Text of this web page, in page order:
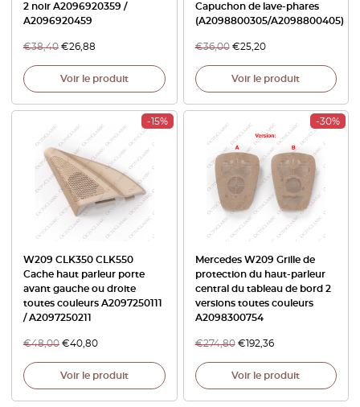
2 noir A2096920359 /
A2096920459
€38,40 €26,88
Voir le produit
Capuchon de lave-phares
(A2098800305/A2098800405)
€36,00 €25,20
Voir le produit
-15%
W209 CLK350 CLK550
Cache haut parleur porte
avant gauche ou droite
toutes couleurs A2097250111
/ A2097250211
€48,00 €40,80
Voir le produit
-30%
Mercedes W209 Grille de
protection du haut-parleur
central du tableau de bord 2
versions toutes couleurs
A2098300754
€274,80 € 192,36
Voir le produit